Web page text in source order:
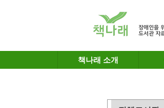
책나래 소개